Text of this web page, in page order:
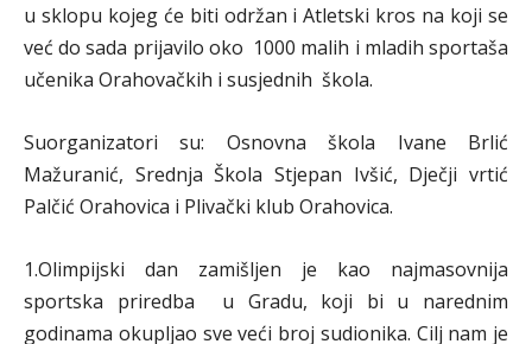
u sklopu kojeg će biti održan i Atletski kros na koji se
već do sada prijavilo oko 1000 malih i mladih sportaša
učenika Orahovačkih i susjednih škola.
Suorganizatori su: Osnovna škola Ivane Brlić
Mažuranić, Srednja Škola Stjepan Ivšić, Dječji vrtić
Palčić Orahovica i Plivački klub Orahovica.
1.Olimpijski dan zamišljen je kao najmasovnija
sportska priredba u Gradu, koji bi u narednim
godinama okupljao sve veći broj sudionika. Cilj nam je